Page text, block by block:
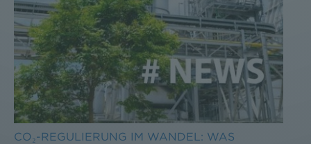
CO₂-REGULIERUNG IM WANDEL: WAS